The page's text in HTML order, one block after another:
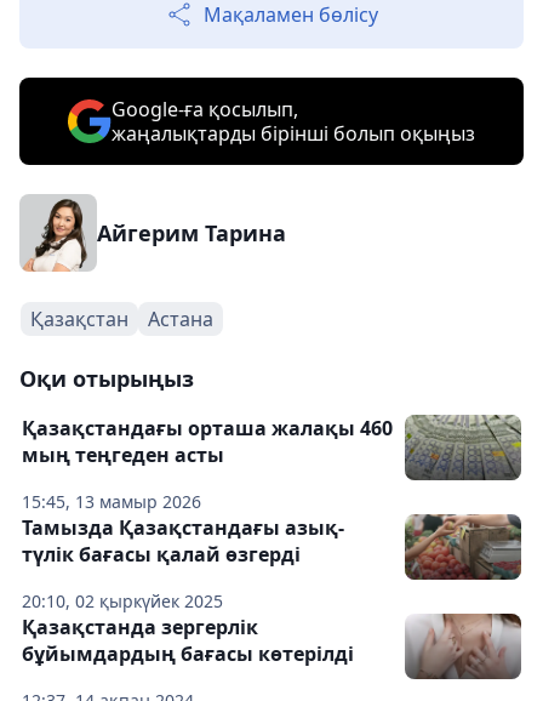
Мақаламен бөлісу
Google-ға қосылып,
жаңалықтарды бірінші болып оқыңыз
Айгерим Тарина
Қазақстан Астана
Оқи отырыңыз
15:45, 13 мамыр 2026
Қазақстандағы орташа жалақы 460
мың теңгеден асты
20:10, 02 қыркүйек 2025
Тамызда Қазақстандағы азық-
түлік бағасы қалай өзгерді
Қазақстанда зергерлік
бұйымдардың бағасы көтерілді